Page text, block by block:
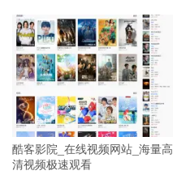
酷客影院_在线视频网站_海量高
清视频极速观看